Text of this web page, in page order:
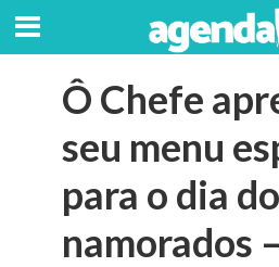
Ô Chefe
seu menu
para o dia
namorados